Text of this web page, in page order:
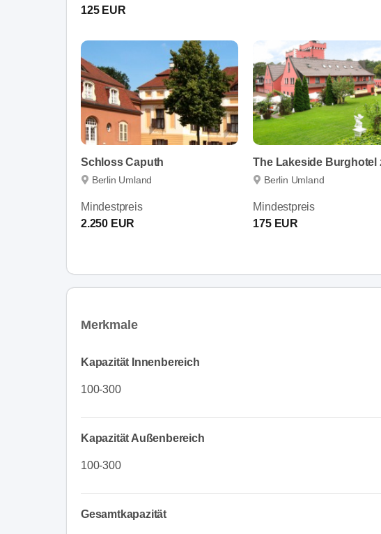
125 EUR
Schloss Caputh
Berlin Umland
Mindestpreis
2.250 EUR
Berlin Umland
Mindestpreis
175 EUR
Merkmale
Kapazität Innenbereich
100-300
Kapazität Außenbereich
100-300
Gesamtkapazität